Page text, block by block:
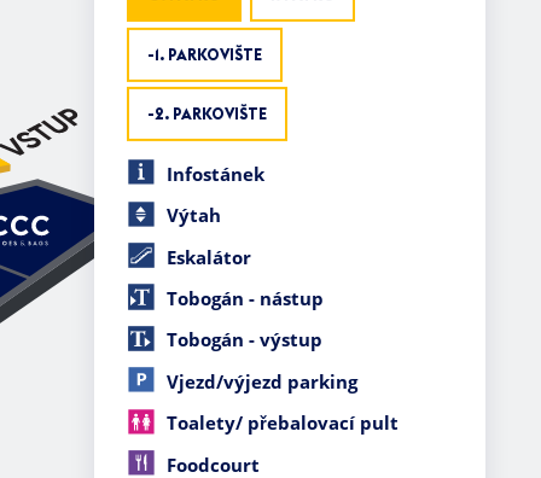
-1. PARKOVIŠTE
-2. PARKOVIŠTE
Infostánek
Výtah
Eskalátor
Tobogán - nástup
Tobogán - výstup
Vjezd/výjezd parking
Toalety/ přebalovací pult
Foodcourt